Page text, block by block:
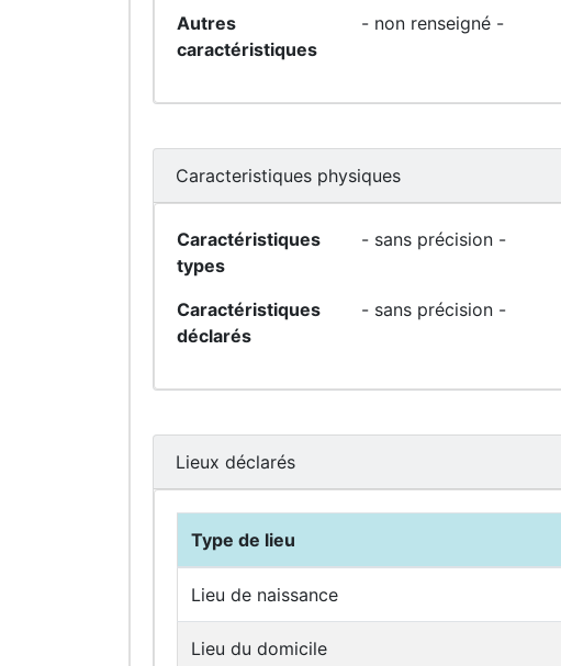
Autres
caractéristiques
- non renseigné -
Caracteristiques physiques
Caractéristiques
types
- sans précision -
Caractéristiques
déclarés
- sans précision -
Lieux déclarés
Type de lieu
Lieu de naissance
Lieu du domicile